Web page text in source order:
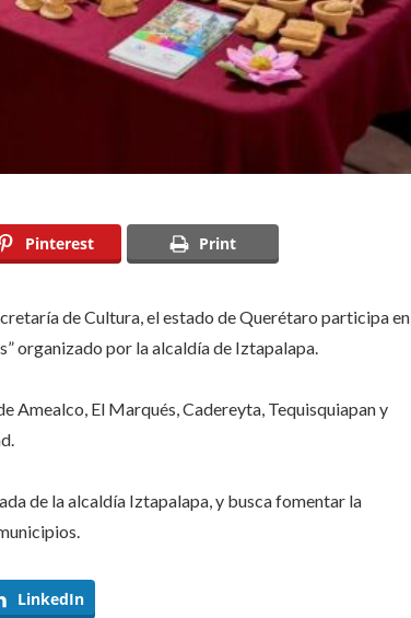
Pinterest Print
de Cultura, el estado de Querétaro participa en
organizado por la alcaldía de Iztapalapa.
Amealco, El Marqués, Cadereyta, Tequisquiapan y
de la alcaldía Iztapalapa, y busca fomentar la
LinkedIn